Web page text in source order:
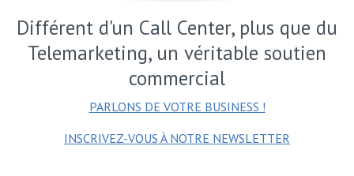
Différent d'un Call Center, plus que du
Telemarketing, un véritable soutien
commercial
PARLONS DE VOTRE BUSINESS !
INSCRIVEZ-VOUS À NOTRE NEWSLETTER